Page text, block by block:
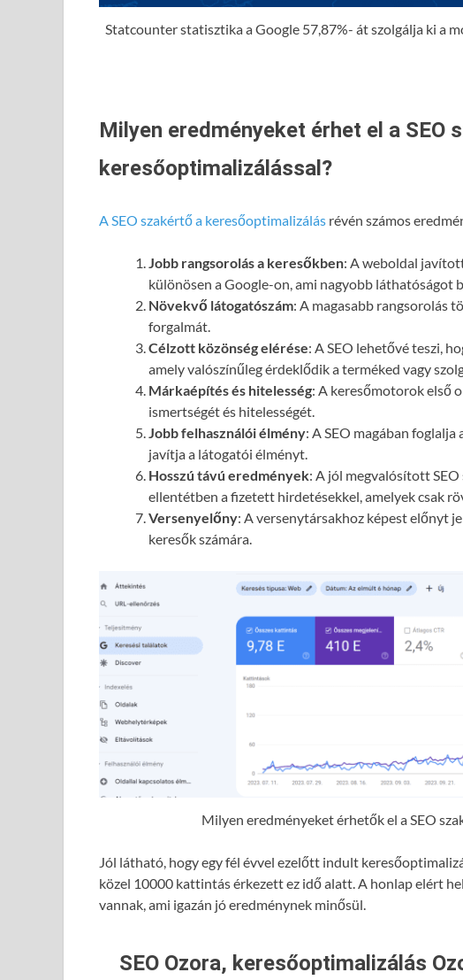
Statcounter statisztika a Google 57,87%- át szolgálja ki a
Milyen eredményeket érhet el a SEO
keresőoptimalizálással?
A SEO szakértő a keresőoptimalizálás révén számos
Jobb rangsorolás a keresőkben: A weboldal
különösen a Google-on, ami nagyobb láthatóságot
Növekvő látogatószám: A magasabb rangsorolás
forgalmát.
Célzott közönség elérése: A SEO lehetővé teszi,
amely valószínűleg érdeklődik a terméked vagy
Márkaépítés és hitelesség: A keresőmotorok első
ismertségét és hitelességét.
Jobb felhasználói élmény: A SEO magában
javítja a látogatói élményt.
Hosszú távú eredmények: A jól megvalósított
ellentétben a fizetett hirdetésekkel, amelyek csak
Versenyelőny: A versenytársakhoz képest előnyt
keresők számára.
Milyen eredményeket érhetők el a SEO
Jól látható, hogy egy fél évvel ezelőtt indult
közel 10000 kattintás érkezett ez idő alatt. A honlap elért
vannak, ami igazán jó eredménynek minősül.
SEO Ozora, keresőoptimalizálás